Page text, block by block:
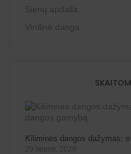
Sienų apdaila
Vinilinė danga
Kiliminės dangos dažymas:
29 liepos, 2026